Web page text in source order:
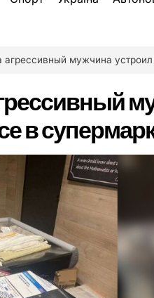
мужчина устроил погром на
в